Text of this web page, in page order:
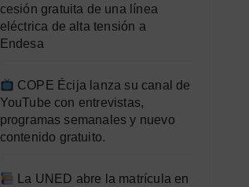
cesión gratuita de una línea
eléctrica de alta tensión a
Endesa
COPE Écija lanza su canal de
YouTube con entrevistas,
programas semanales y nuevo
contenido gratuito.
La UNED abre la matrícula en